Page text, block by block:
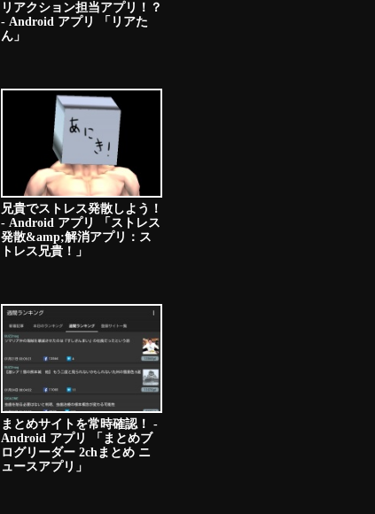
リアクション担当アプリ！？
- Android アプリ 「リアた
ん」
兄貴でストレス発散しよう！
- Android アプリ 「ストレス
発散&amp;解消アプリ：ス
トレス兄貴！」
まとめサイトを常時確認！ -
Android アプリ 「まとめブ
ログリーダー 2chまとめ ニ
ュースアプリ」